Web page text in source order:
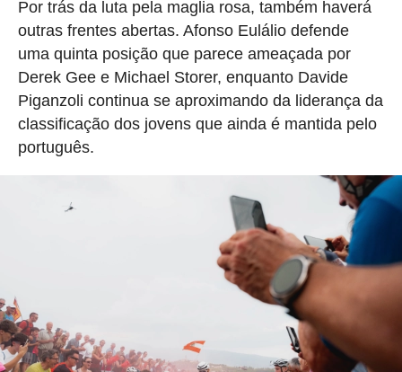
Por trás da luta pela maglia rosa, também haverá
outras frentes abertas. Afonso Eulálio defende
uma quinta posição que parece ameaçada por
Derek Gee e Michael Storer, enquanto Davide
Piganzoli continua se aproximando da liderança da
classificação dos jovens que ainda é mantida pelo
português.